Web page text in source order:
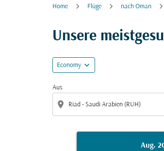
Home Flüge nach Oman
Unsere
Economy expand_more
Aus
location_on
Aug.